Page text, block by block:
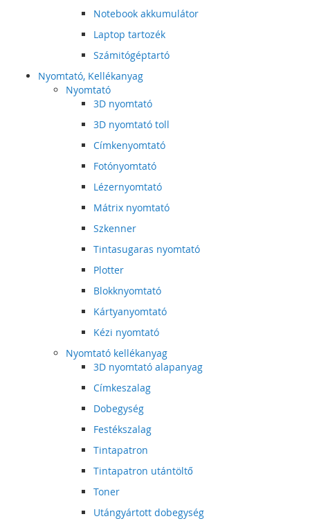
Notebook akkumulátor
Laptop tartozék
Számitógéptartó
Nyomtató, Kellékanyag
Nyomtató
3D nyomtató
3D nyomtató toll
Címkenyomtató
Fotónyomtató
Lézernyomtató
Mátrix nyomtató
Szkenner
Tintasugaras nyomtató
Plotter
Blokknyomtató
Kártyanyomtató
Kézi nyomtató
Nyomtató kellékanyag
3D nyomtató alapanyag
Címkeszalag
Dobegység
Festékszalag
Tintapatron
Tintapatron utántöltő
Toner
Utángyártott dobegység